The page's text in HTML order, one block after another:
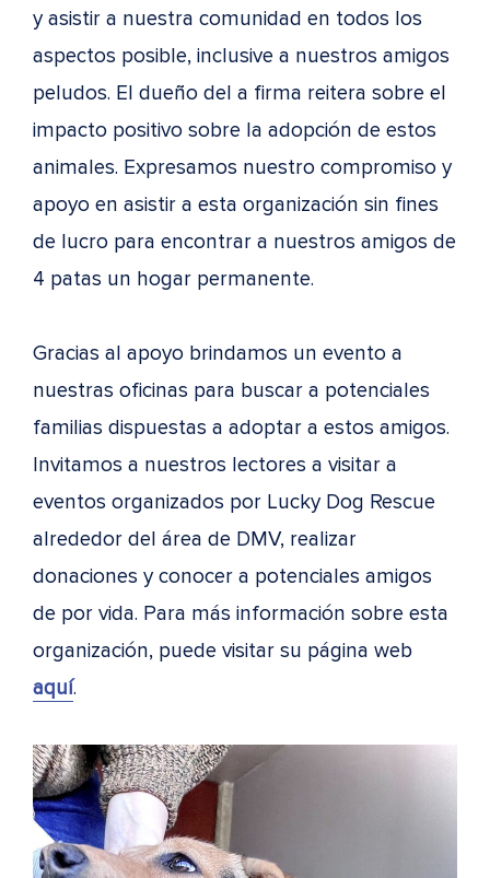
y asistir a nuestra comunidad en todos los
aspectos posible, inclusive a nuestros amigos
peludos. El dueño del a firma reitera sobre el
impacto positivo sobre la adopción de estos
animales. Expresamos nuestro compromiso y
apoyo en asistir a esta organización sin fines
de lucro para encontrar a nuestros amigos de
4 patas un hogar permanente.
Gracias al apoyo brindamos un evento a
nuestras oficinas para buscar a potenciales
familias dispuestas a adoptar a estos amigos.
Invitamos a nuestros lectores a visitar a
eventos organizados por Lucky Dog Rescue
alrededor del área de DMV, realizar
donaciones y conocer a potenciales amigos
de por vida. Para más información sobre esta
organización, puede visitar su página web
aquí.